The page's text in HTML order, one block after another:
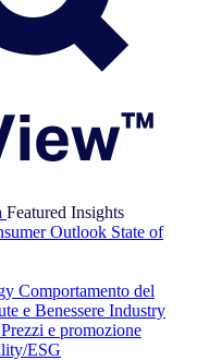
Featured Insights
Outlook State of
Comportamento del
e Benessere Industry
Prezzi e promozione
ESG